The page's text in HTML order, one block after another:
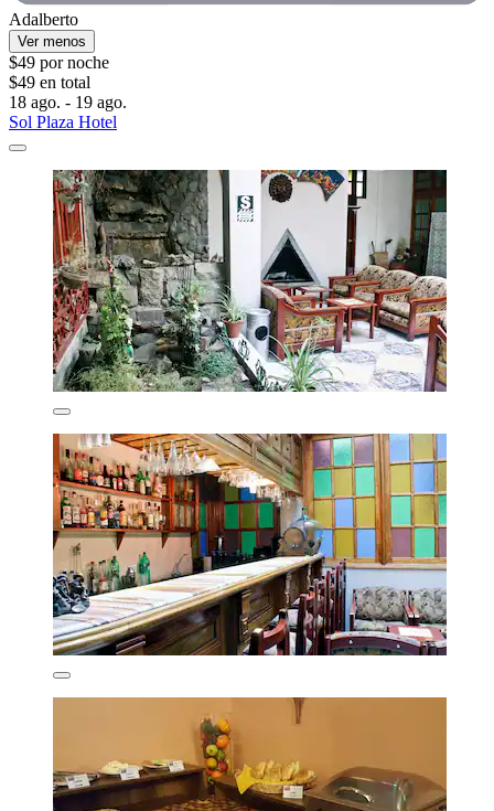
Adalberto
Ver menos
$49 por noche
$49 en total
18 ago. - 19 ago.
Sol Plaza Hotel